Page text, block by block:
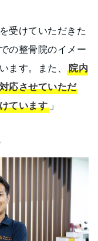
受けていただきた
の整骨院のイメー
ます。また、院内
応させていただ
ています 」